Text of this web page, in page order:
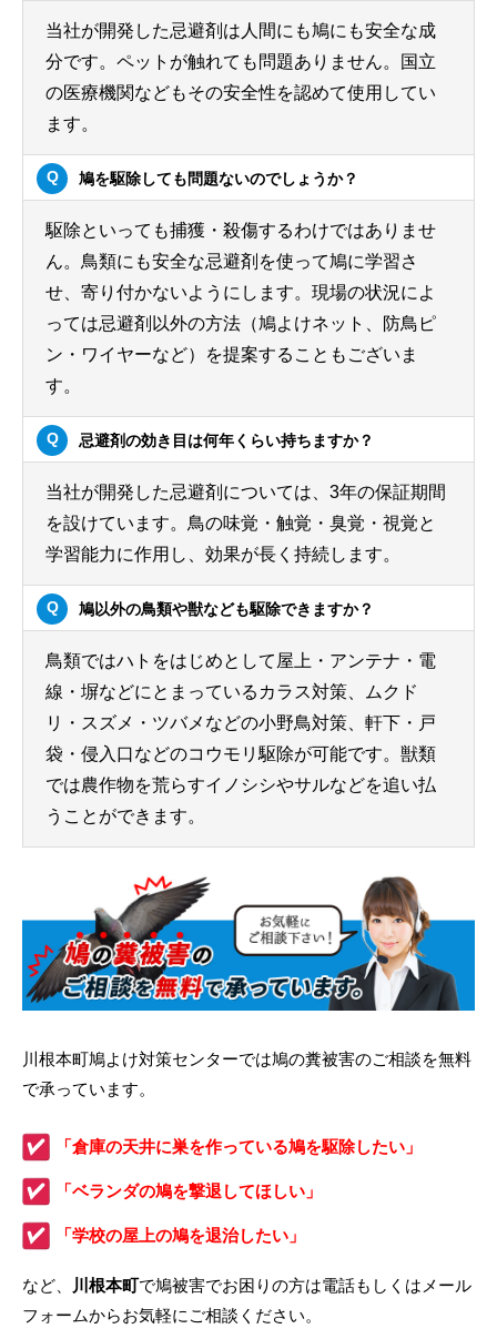
当社が開発した忌避剤は人間にも鳩にも安全な成
分です。ペットが触れても問題ありません。国立
の医療機関などもその安全性を認めて使用してい
ます。
鳩を駆除しても問題ないのでしょうか？
駆除といっても捕獲・殺傷するわけではありませ
ん。鳥類にも安全な忌避剤を使って鳩に学習さ
せ、寄り付かないようにします。現場の状況によ
っては忌避剤以外の方法（鳩よけネット、防鳥ピ
ン・ワイヤーなど）を提案することもございま
す。
忌避剤の効き目は何年くらい持ちますか？
当社が開発した忌避剤については、3年の保証期間
を設けています。鳥の味覚・触覚・臭覚・視覚と
学習能力に作用し、効果が長く持続します。
鳩以外の鳥類や獣なども駆除できますか？
鳥類ではハトをはじめとして屋上・アンテナ・電
線・塀などにとまっているカラス対策、ムクド
リ・スズメ・ツバメなどの小野鳥対策、軒下・戸
袋・侵入口などのコウモリ駆除が可能です。獣類
では農作物を荒らすイノシシやサルなどを追い払
うことができます。
川根本町鳩よけ対策センターでは鳩の糞被害のご相談を無料
で承っています。
「倉庫の天井に巣を作っている鳩を駆除したい」
「ベランダの鳩を撃退してほしい」
「学校の屋上の鳩を退治したい」
など、 川根本町で鳩被害でお困りの方は電話もしくはメール
フォームからお気軽にご相談ください。